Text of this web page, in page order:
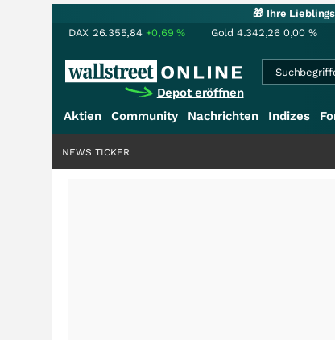
🎁 Ihre
DAX 26.355,84 +0,69% Gold 4.342,26 0,00 %
Depot eröffnen
Aktien Community Nachrichten Indizes
NEWS TICKER